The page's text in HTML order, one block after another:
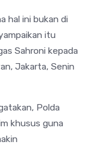
hal ini bukan di
itu
Sahroni kepada
Jakarta, Senin
Polda
khusus guna